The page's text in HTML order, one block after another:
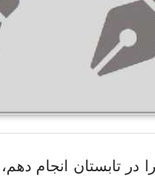
در تابستان انجام